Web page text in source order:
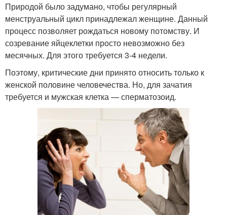
Природой было задумано, чтобы регулярный
менструальный цикл принадлежал женщине. Данный
процесс позволяет рождаться новому потомству. И
созревание яйцеклетки просто невозможно без
месячных. Для этого требуется 3-4 недели.
Поэтому, критические дни принято относить только к
женской половине человечества. Но, для зачатия
требуется и мужская клетка — сперматозоид.